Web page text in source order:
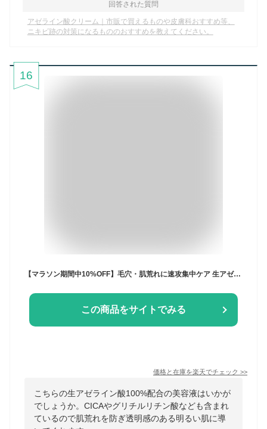
回答された質問
アゼライン酸クリーム｜市販で買えるものや皮膚科おすすめ等、
ニキビ跡の対策になるもののおすすめを教えてください。
16
【マラソン期間中10%OFF】毛穴・肌荒れに速攻集中ケア 生アゼライン酸100%配合 乳液状美容液 スマートアクティベーター30g アゼライン酸 美容液 クリーム 化粧水 CICA グリチルリチン酸 毛穴 肌荒れ スキンケア 肌 赤み 皮脂 保湿 ニキビ テカリ 植物由来 無添加
この商品をサイトでみる
価格と在庫を楽天でチェック >>
こちらの生アゼライン酸100%配合の美容液はいかが
でしょうか。CICAやグリチルリチン酸なども含まれ
ているので肌荒れを防ぎ透明感のある明るい肌に導